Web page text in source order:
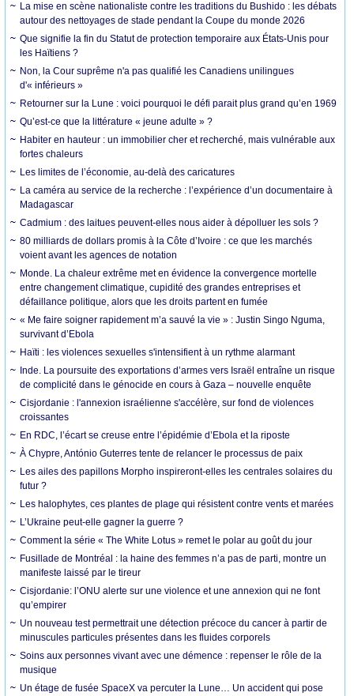
La mise en scène nationaliste contre les traditions du Bushido : les débats
autour des nettoyages de stade pendant la Coupe du monde 2026
Que signifie la fin du Statut de protection temporaire aux États-Unis pour
les Haïtiens ?
Non, la Cour suprême n'a pas qualifié les Canadiens unilingues
d'« inférieurs »
Retourner sur la Lune : voici pourquoi le défi parait plus grand qu’en 1969
Qu’est-ce que la littérature « jeune adulte » ?
Habiter en hauteur : un immobilier cher et recherché, mais vulnérable aux
fortes chaleurs
Les limites de l’économie, au-delà des caricatures
La caméra au service de la recherche : l’expérience d’un documentaire à
Madagascar
Cadmium : des laitues peuvent-elles nous aider à dépolluer les sols ?
80 milliards de dollars promis à la Côte d’Ivoire : ce que les marchés
voient avant les agences de notation
Monde. La chaleur extrême met en évidence la convergence mortelle
entre changement climatique, cupidité des grandes entreprises et
défaillance politique, alors que les droits partent en fumée
« Me faire soigner rapidement m’a sauvé la vie » : Justin Singo Nguma,
survivant d’Ebola
Haïti : les violences sexuelles s'intensifient à un rythme alarmant
Inde. La poursuite des exportations d’armes vers Israël entraîne un risque
de complicité dans le génocide en cours à Gaza – nouvelle enquête
Cisjordanie : l'annexion israélienne s'accélère, sur fond de violences
croissantes
En RDC, l’écart se creuse entre l’épidémie d’Ebola et la riposte
À Chypre, António Guterres tente de relancer le processus de paix
Les ailes des papillons Morpho inspireront-elles les centrales solaires du
futur ?
Les halophytes, ces plantes de plage qui résistent contre vents et marées
L’Ukraine peut-elle gagner la guerre ?
Comment la série « The White Lotus » remet le polar au goût du jour
Fusillade de Montréal : la haine des femmes n’a pas de parti, montre un
manifeste laissé par le tireur
Cisjordanie: l’ONU alerte sur une violence et une annexion qui ne font
qu’empirer
Un nouveau test permettrait une détection précoce du cancer à partir de
minuscules particules présentes dans les fluides corporels
Soins aux personnes vivant avec une démence : repenser le rôle de la
musique
Un étage de fusée SpaceX va percuter la Lune… Un accident qui pose